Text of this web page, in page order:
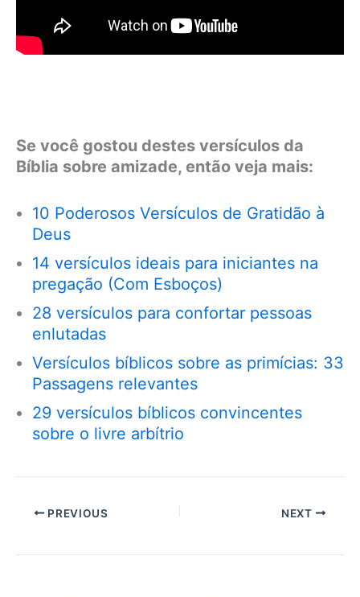
Se você gostou destes versículos da
Bíblia sobre amizade, então veja mais:
10 Poderosos Versículos de Gratidão à
Deus
14 versículos ideais para iniciantes na
pregação (Com Esboços)
28 versículos para confortar pessoas
enlutadas
Versículos bíblicos sobre as primícias: 33
Passagens relevantes
29 versículos bíblicos convincentes
sobre o livre arbítrio
PREVIOUS NEXT